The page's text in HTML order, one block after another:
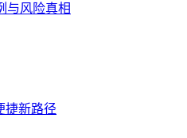
与风险真相
捷新路径